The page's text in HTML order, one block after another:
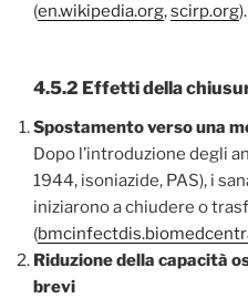
(en.wikipedia.org,scirp.org).
4.5.2 Effetti della
Spostamento verso una
Dopo l’introduzione degli
1944, isoniazide, PAS), i
iniziarono a chiudere o
(
Riduzione della capacità
brevi